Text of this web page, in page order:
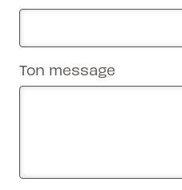
Ton message